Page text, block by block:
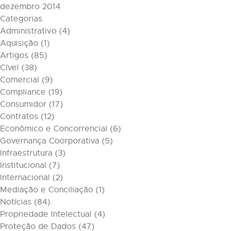
dezembro 2014
Categorias
Administrativo (4)
Aquisição (1)
Artigos (85)
Cível (38)
Comercial (9)
Compliance (19)
Consumidor (17)
Contratos (12)
Econômico e Concorrencial (6)
Governança Coorporativa (5)
Infraestrutura (3)
Institucional (7)
Internacional (2)
Mediação e Conciliação (1)
Notícias (84)
Propriedade Intelectual (4)
Proteção de Dados (47)